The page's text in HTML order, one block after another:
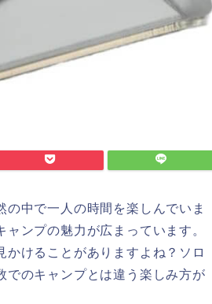
中で一人の時間を楽しんでいま
ンプの魅力が広まっています。
けることがありますよね？ソロ
でのキャンプとは違う楽しみ方が